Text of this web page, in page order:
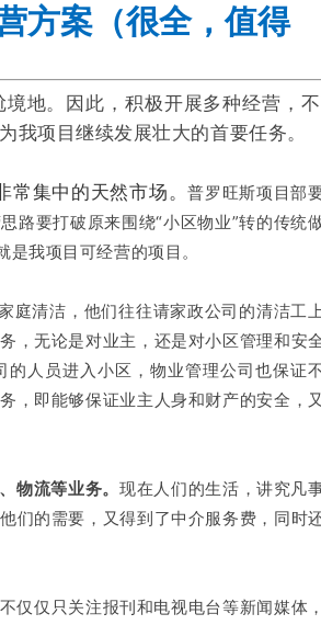
方案（很全，值得
地。因此，积极开展多种经营，不
我项目继续发展壮大的首要任务。
常集中的天然市场。普罗旺斯项目部
路要打破原来围绕“小区物业”转的传统
我项目可经营的项目。
庭清洁，他们往往请家政公司的清洁工
，无论是对业主，还是对小区管理和安
人员进入小区，物业管理公司也保证
，即能够保证业主人身和财产的安全，
物流等业务。 现在人们的生活，讲究凡
们的需要，又得到了中介服务费，同时
仅仅只关注报刊和电视电台等新闻媒体